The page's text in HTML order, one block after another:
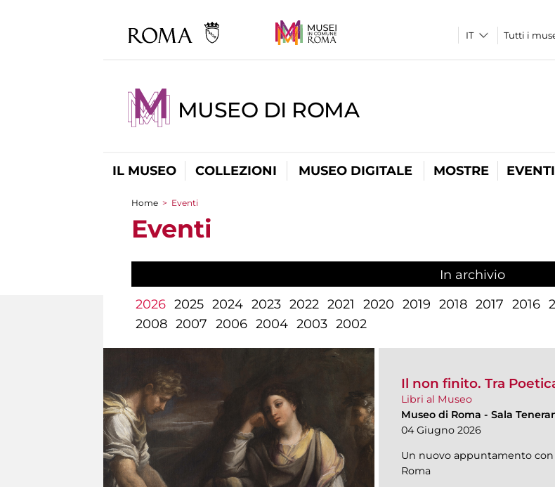
Tutti i
MUSEO DI ROMA
IL MUSEO COLLEZIONI MUSEO DIGITALE MOSTRE EVENTI
Tu sei qui
Home > Eventi
Eventi
In archivio
2026 2025 2024 2023 2022 2021 2020 2019 2018 2017 2016
2008 2007 2006 2004 2003 2002
Il non finito. Tra
Libri al Museo
Museo di Roma - Sala
04 Giugno 2026
Un nuovo appuntamento con
Roma